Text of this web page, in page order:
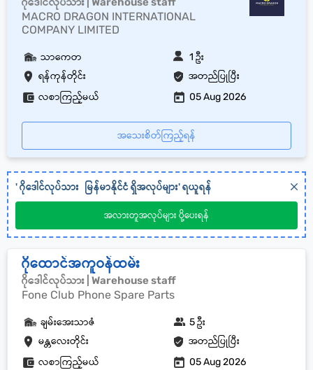
MACRO DRAGON INTERNATIONAL
COMPANY LIMITED
ရန်ကုန်တိုင်း အတည်ပြုပြီး
သာကေတ 1 ဦး
လစာကြည့်မယ် 05 Aug 2026
အသေးစိတ်ကြည့်ရန်
'ဂိုဒေါင်လုပ်သား မြန်မာနိုင်ငံရှိအလုပ်များ' ရယူရန်
အလားတူအလုပ်များ ပို့ပေးရန်
ဂိုထောင်အကူဝန်ထမ်း
ဂိုဒေါင်လုပ်သား | Warehouse staff
Fone Club Phone Spare Parts
မန္တလေးတိုင်း အတည်ပြုပြီး
ချမ်းအေးသာဇံ 5 ဦး
လစာကြည့်မယ် 05 Aug 2026